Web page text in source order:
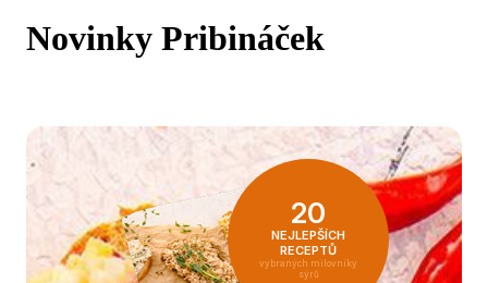
Novinky Pribináček
20
NEJLEPŠÍCH
RECEPTŮ
vybraných milovníky
sýrů